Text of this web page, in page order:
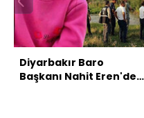
Diyarbakır Baro
Başkanı Nahit Eren'den